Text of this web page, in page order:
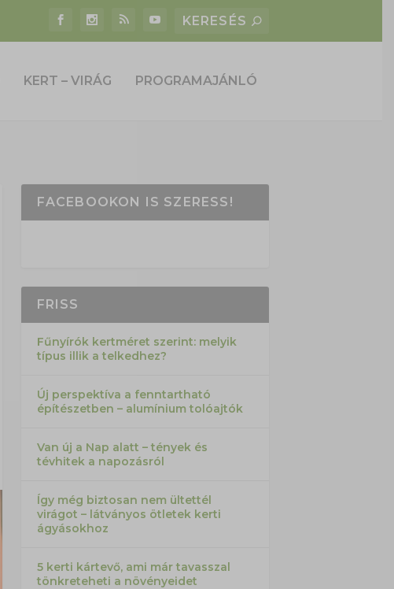
KERT – VIRÁG PROGRAMAJÁNLÓ
FACEBOOKON IS SZERESS!
FRISS
Fűnyírók kertméret szerint: melyik
típus illik a telkedhez?
Új perspektíva a fenntartható
építészetben – alumínium tolóajtók
Van új a Nap alatt – tények és
tévhitek a napozásról
Így még biztosan nem ültettél
virágot – látványos ötletek kerti
ágyásokhoz
5 kerti kártevő, ami már tavasszal
tönkreteheti a növényeidet